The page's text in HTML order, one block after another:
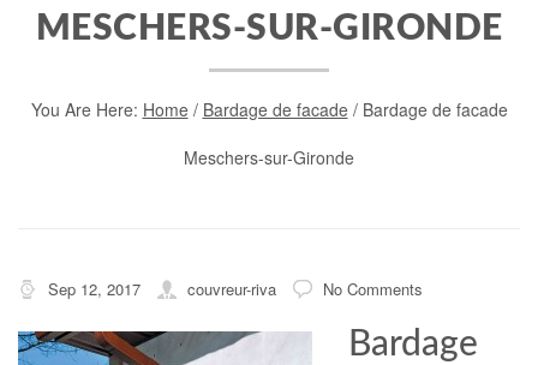
MESCHERS-SUR-GIRONDE
You Are Here: Home/ Bardage de facade/ Bardage de facade
Meschers-sur-Gironde
Sep 12, 2017 couvreur-riva No Comments
Bardage